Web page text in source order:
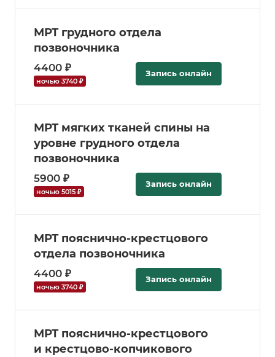
МРТ грудного отдела
позвоночника
4400 ₽
ночью 3740 ₽
Запись онлайн
МРТ мягких тканей спины на
уровне грудного отдела
позвоночника
5900 ₽
ночью 5015 ₽
Запись онлайн
МРТ пояснично-крестцового
отдела позвоночника
4400 ₽
ночью 3740 ₽
Запись онлайн
МРТ пояснично-крестцового
и крестцово-копчикового